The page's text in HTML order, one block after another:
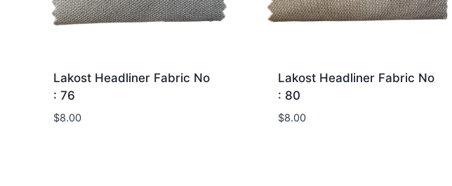
Lakost Headliner Fabric No
: 76
$8.00
Lakost Headliner Fabric No
: 80
$8.00